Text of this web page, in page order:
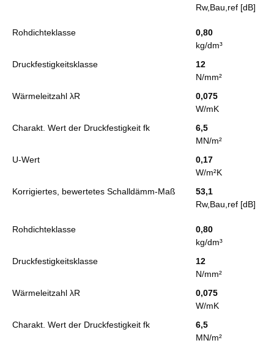
Rw,Bau,ref [dB]
Rohdichteklasse
0,80
kg/dm³
Druckfestigkeitsklasse
12
N/mm²
Wärmeleitzahl λR
0,075
W/mK
Charakt. Wert der Druckfestigkeit fk
6,5
MN/m²
U-Wert
0,17
W/m²K
Korrigiertes, bewertetes Schalldämm-Maß
53,1
Rw,Bau,ref [dB]
Rohdichteklasse
0,80
kg/dm³
Druckfestigkeitsklasse
12
N/mm²
Wärmeleitzahl λR
0,075
W/mK
Charakt. Wert der Druckfestigkeit fk
6,5
MN/m²